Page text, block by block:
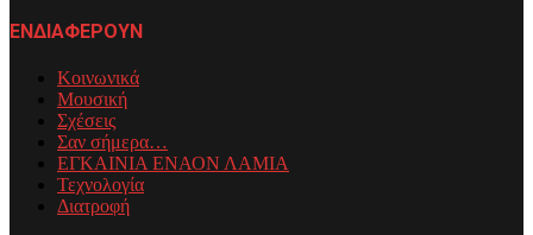
ΕΝΔΙΑΦΕΡΟΥΝ
Κοινωνικά
Μουσική
Σχέσεις
Σαν σήμερα…
ΕΓΚΑΙΝΙΑ ΕΝΑΟΝ ΛΑΜΙΑ
Τεχνολογία
Διατροφή